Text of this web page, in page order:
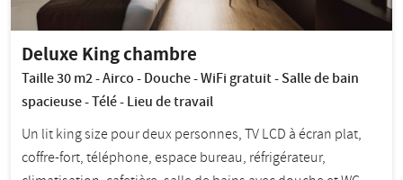
Deluxe King chambre
Taille 30 m2 - Airco - Douche - WiFi gratuit - Salle de bain
spacieuse - Télé - Lieu de travail
Un lit king size pour deux personnes,TV LCD à écran plat,
coffre-fort, téléphone, espace bureau, réfrigérateur,